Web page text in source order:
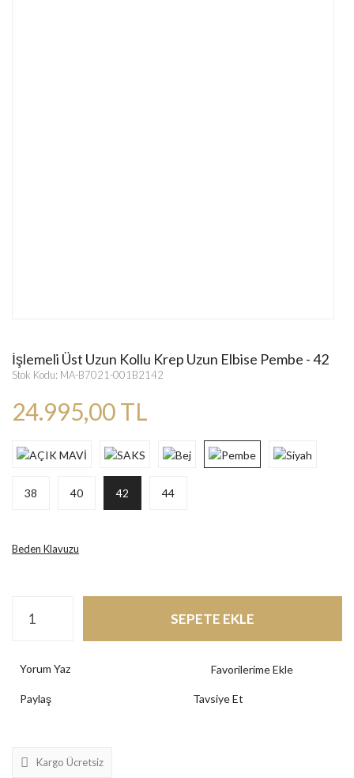
İşlemeli Üst Uzun Kollu Krep Uzun Elbise Pembe - 42
Stok Kodu: MA-B7021-001B2142
24.995,00 TL
38 40 42 44
Beden Klavuzu
SEPETE EKLE
Yorum Yaz
Paylaş Tavsiye Et
Kargo Ücretsiz